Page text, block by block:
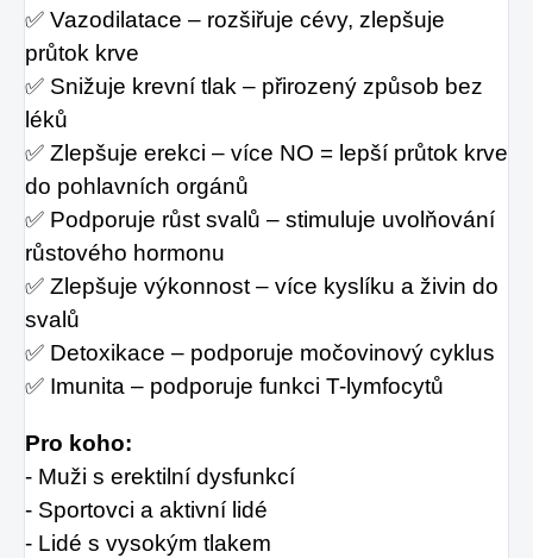
✅ Vazodilatace – rozšiřuje cévy, zlepšuje
průtok krve
✅ Snižuje krevní tlak – přirozený způsob bez
léků
✅ Zlepšuje erekci – více NO = lepší průtok krve
do pohlavních orgánů
✅ Podporuje růst svalů – stimuluje uvolňování
růstového hormonu
✅ Zlepšuje výkonnost – více kyslíku a živin do
svalů
✅ Detoxikace – podporuje močovinový cyklus
✅ Imunita – podporuje funkci T-lymfocytů
Pro koho:
- Muži s erektilní dysfunkcí
- Sportovci a aktivní lidé
- Lidé s vysokým tlakem